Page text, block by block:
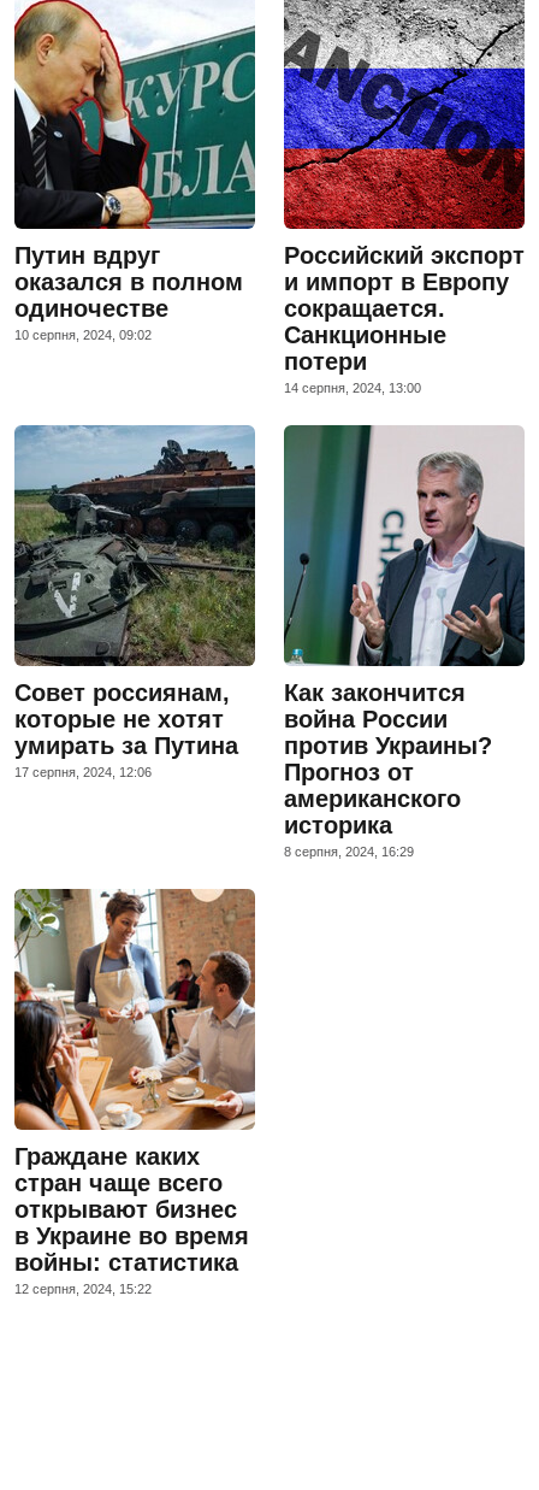
Путин вдруг
оказался в полном
одиночестве
10 серпня, 2024, 09:02
Российский экспорт
и импорт в Европу
сокращается.
Санкционные
потери
14 серпня, 2024, 13:00
Совет россиянам,
которые не хотят
умирать за Путина
17 серпня, 2024, 12:06
Как закончится
война России
против Украины?
Прогноз от
американского
историка
8 серпня, 2024, 16:29
Граждане каких
стран чаще всего
открывают бизнес
в Украине во время
войны: статистика
12 серпня, 2024, 15:22